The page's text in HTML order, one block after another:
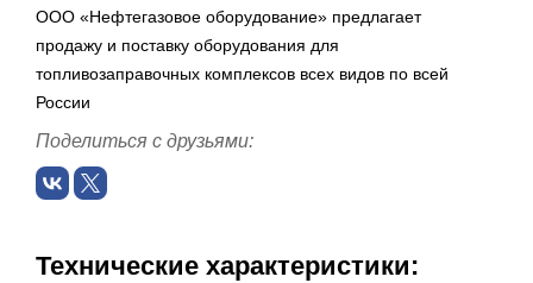
ООО «Нефтегазовое оборудование» предлагает
продажу и поставку оборудования для
топливозаправочных комплексов всех видов по всей
России
Поделиться с друзьями:
Технические характеристики: